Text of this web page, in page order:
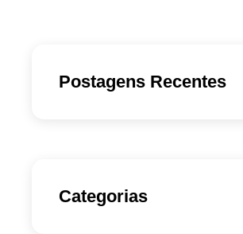
Postagens Recentes
Categorias